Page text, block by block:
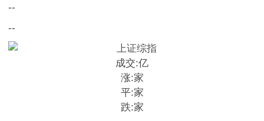
--
--
成交:亿
涨:家
平:家
跌:家